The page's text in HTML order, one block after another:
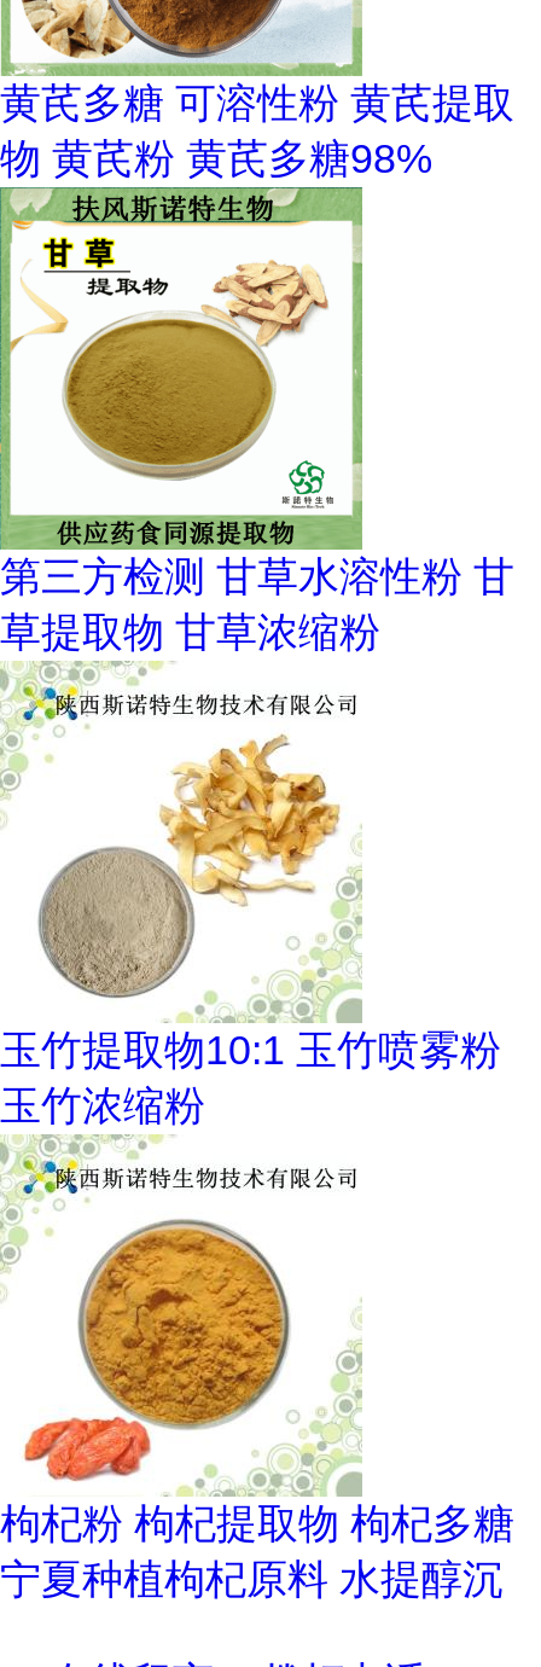
黄芪多糖 可溶性粉 黄芪提取
物 黄芪粉 黄芪多糖98%
第三方检测 甘草水溶性粉 甘
草提取物 甘草浓缩粉
玉竹提取物10:1 玉竹喷雾粉
玉竹浓缩粉
枸杞粉 枸杞提取物 枸杞多糖
宁夏种植枸杞原料 水提醇沉